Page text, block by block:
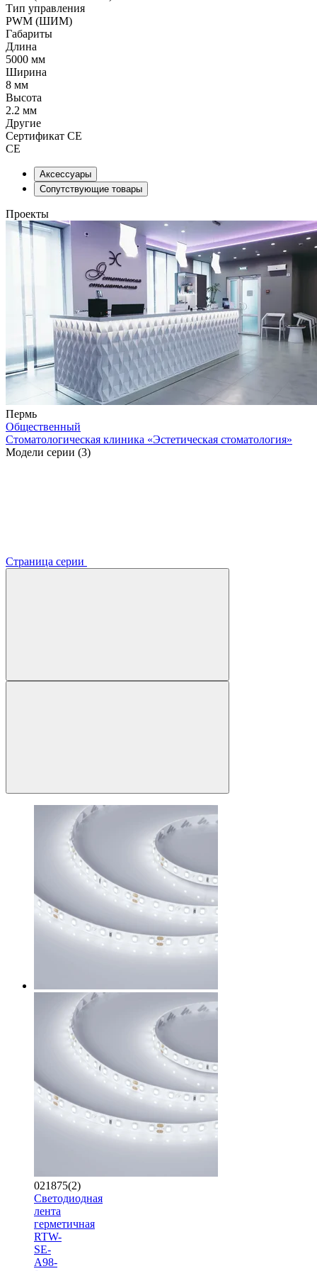
Тип управления
PWM (ШИМ)
Габариты
Длина
5000 мм
Ширина
8 мм
Высота
2.2 мм
Другие
Сертификат CE
CE
Аксессуары
Сопутствующие товары
Проекты
Пермь
Общественный
Стоматологическая клиника «Эстетическая стоматология»
Модели серии (3)
Страница серии
021875(2)
Светодиодная
лента
герметичная
RTW-
SE-
A98-